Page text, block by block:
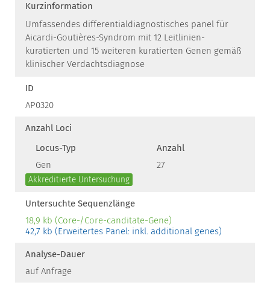
Kurzinformation
Umfassendes differentialdiagnostisches panel für
Aicardi-Goutières-Syndrom mit 12 Leitlinien-
kuratierten und 15 weiteren kuratierten Genen gemäß
klinischer Verdachtsdiagnose
ID
AP0320
Anzahl Loci
Locus-Typ
Anzahl
Gen
27
Akkreditierte Untersuchung
Untersuchte Sequenzlänge
18,9 kb (Core-/Core-canditate-Gene)
42,7 kb (Erweitertes Panel: inkl. additional genes)
Analyse-Dauer
auf Anfrage